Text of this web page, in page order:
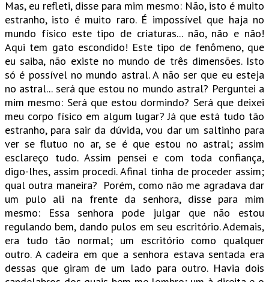
Mas, eu refleti, disse para mim mesmo: Não, isto é muito
estranho, isto é muito raro. É impossível que haja no
mundo físico este tipo de criaturas... não, não e não!
Aqui tem gato escondido! Este tipo de fenômeno, que
eu saiba, não existe no mundo de três dimensões. Isto
só é possível no mundo astral. A não ser que eu esteja
no astral... será que estou no mundo astral? Perguntei a
mim mesmo: Será que estou dormindo? Será que deixei
meu corpo físico em algum lugar? Já que está tudo tão
estranho, para sair da dúvida, vou dar um saltinho para
ver se flutuo no ar, se é que estou no astral; assim
esclareço tudo. Assim pensei e com toda confiança,
digo-lhes, assim procedi. Afinal tinha de proceder assim;
qual outra maneira? Porém, como não me agradava dar
um pulo ali na frente da senhora, disse para mim
mesmo: Essa senhora pode julgar que não estou
regulando bem, dando pulos em seu escritório. Ademais,
era tudo tão normal; um escritório como qualquer
outro. A cadeira em que a senhora estava sentada era
dessas que giram de um lado para outro. Havia dois